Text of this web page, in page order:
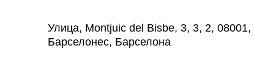
Улица, Montjuic del Bisbe, 3, 3, 2,
Барселонес, Барселона